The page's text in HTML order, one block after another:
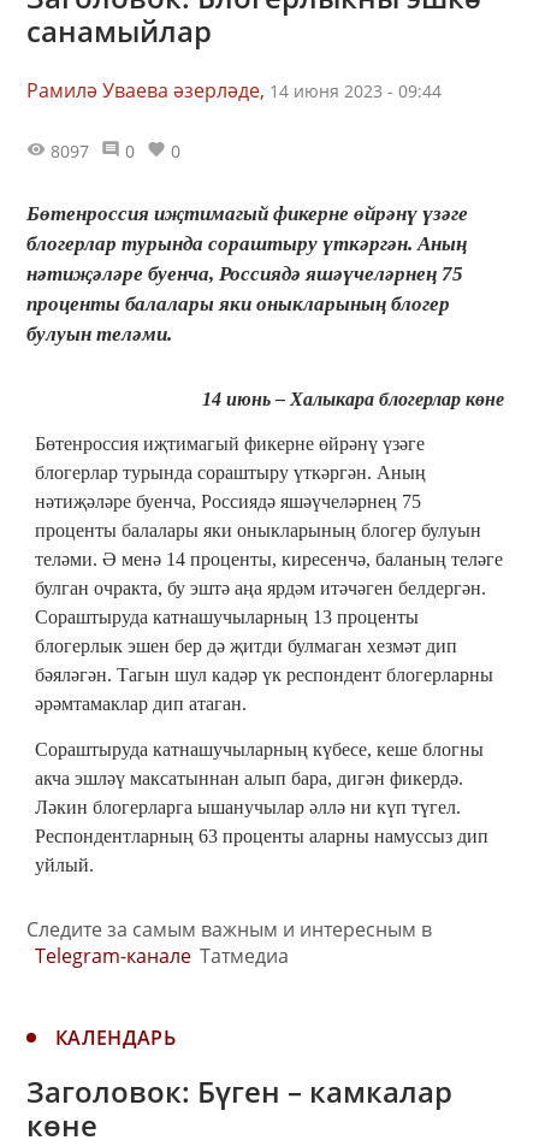
санамыйлар
Рамилә Уваева әзерләде, 14 июня 2023 - 09:44
8097 0 0
Бөтенроссия иҗтимагый фикерне өйрәнү үзәге
блогерлар турында сораштыру үткәргән. Аның
нәтиҗәләре буенча, Россиядә яшәүчеләрнең 75
проценты балалары яки оныкларының блогер
булуын теләми.
14 июнь – Халыкара блогерлар көне
Бөтенроссия иҗтимагый фикерне өйрәнү үзәге
блогерлар турында сораштыру үткәргән. Аның
нәтиҗәләре буенча, Россиядә яшәүчеләрнең 75
проценты балалары яки оныкларының блогер булуын
теләми. Ә менә 14 проценты, киресенчә, баланың теләге
булган очракта, бу эштә аңа ярдәм итәчәген белдергән.
Сораштыруда катнашучыларның 13 проценты
блогерлык эшен бер дә җитди булмаган хезмәт дип
бәяләгән. Тагын шул кадәр үк респондент блогерларны
әрәмтамаклар дип атаган.
Сораштыруда катнашучыларның күбесе, кеше блогны
акча эшләү максатыннан алып бара, дигән фикердә.
Ләкин блогерларга ышанучылар әллә ни күп түгел.
Респондентларның 63 проценты аларны намуссыз дип
уйлый.
Следите за самым важным и интересным в
Telegram-канале Татмедиа
КАЛЕНДАРЬ
Заголовок: Бүген – камкалар
көне